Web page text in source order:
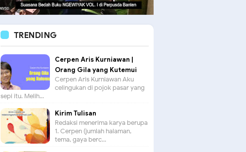
TRENDING
Cerpen Aris Kurniawan |
Orang Gila yang Kutemui
Cerpen Aris Kurniawan Aku
celingukan di pojok pasar yang
sepi itu. Melih...
Kirim Tulisan
Redaksi menerima karya berupa
1. Cerpen (jumlah halaman,
tema, gaya berc...